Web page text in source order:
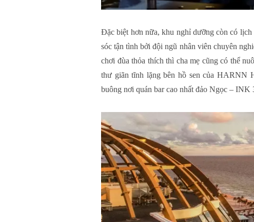
Đặc biệt hơn nữa, khu nghỉ dưỡng còn có
sóc tận tình bởi đội ngũ nhân viên chuyên
chơi đùa thỏa thích thì cha mẹ cũng có thể
thư giãn tĩnh lặng bên hồ sen của HARNN
buông nơi quán bar cao nhất đảo Ngọc – INK